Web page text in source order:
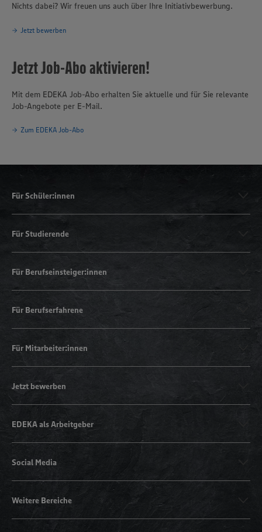
Nichts dabei? Wir freuen uns auch über Ihre Initiativbewerbung.
Jetzt bewerben
Jetzt Job-Abo aktivieren!
Mit dem EDEKA Job-Abo erhalten Sie aktuelle und für Sie relevante
Job-Angebote per E-Mail.
Zum EDEKA Job-Abo
Für Schüler:innen
Für Studierende
Für Berufseinsteiger:innen
Für Berufserfahrene
Für Mitarbeiter:innen
Jetzt bewerben
EDEKA als Arbeitgeber
Social Media
Weitere Bereiche